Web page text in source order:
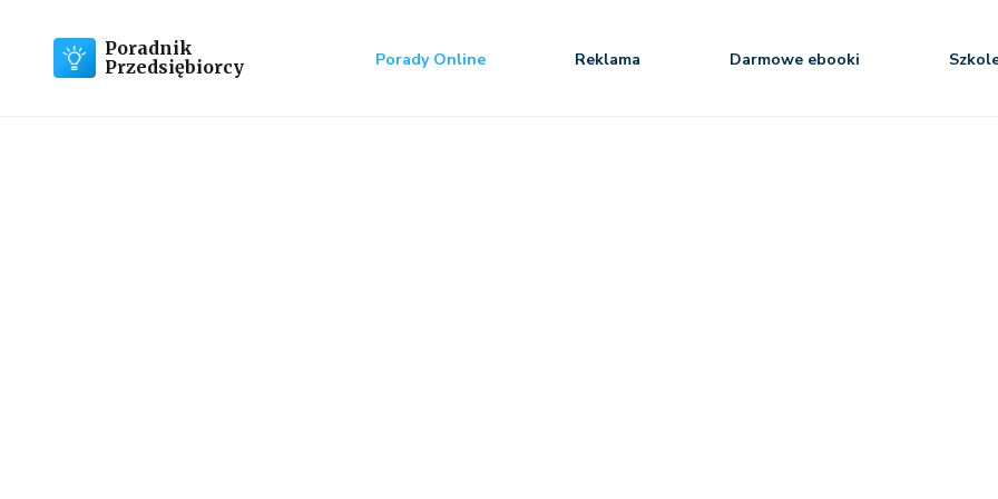
Poradnik
Przedsiębiorcy
Porady Online Reklama Darmowe ebooki